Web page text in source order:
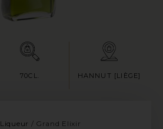
70CL. HANNUT [LIÈGE]
Liqueur / Grand Elixir